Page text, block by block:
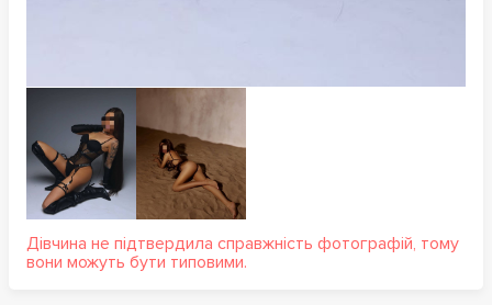
Дівчина не підтвердила справжність фотографій, тому
вони можуть бути типовими.